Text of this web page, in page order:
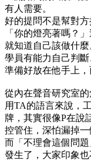
有人需要。
好的提問不是幫對方
「你的燈亮著嗎？
就知道自己該做什
學員有能力自己判
準備好放在他手上，
從內在聲音研究室的
用TA的語言來說，
牌，其實很像P在
控管住，深怕漏掉一
而「不理會這個問
發生了，大家印象也